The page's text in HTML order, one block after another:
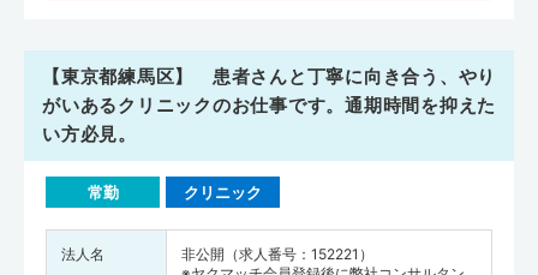
【東京都練馬区】 患者さんと丁寧に向き合う、やり
がいあるクリニックのお仕事です。通期時間を抑えた
い方必見。
常勤 クリニック
法人名
非公開（求人番号：152221）